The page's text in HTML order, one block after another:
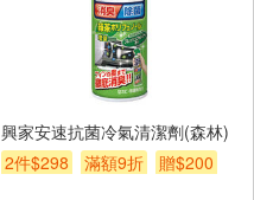
興家安速抗菌冷氣清潔劑(森林)
2件$298
滿額9折 贈$200